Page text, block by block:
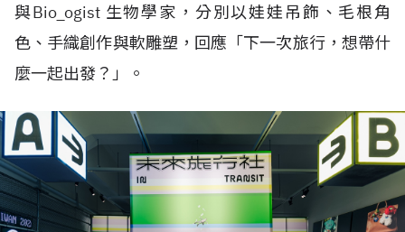
與Bio_ogist 生物學家，分別以娃娃吊飾、毛根角
色、手織創作與軟雕塑，回應「下一次旅行，想帶什
麼一起出發？」。